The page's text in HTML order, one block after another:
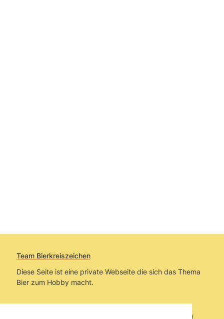
Team Bierkreiszeichen
Diese Seite ist eine private Webseite die sich das Thema
Bier zum Hobby macht.
Sie befinden sich auf https://www.bierkreiszeichen.at/